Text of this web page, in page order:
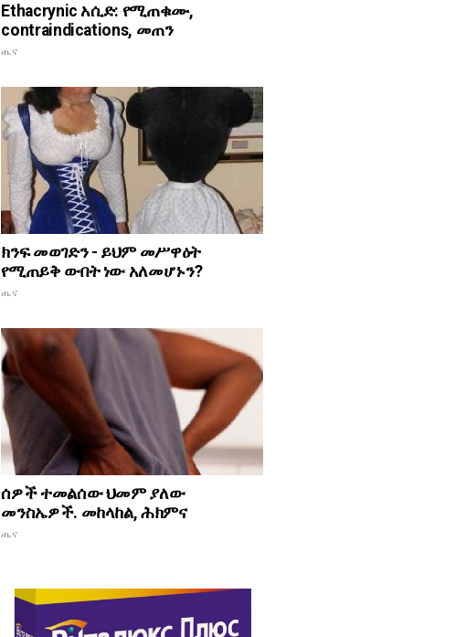
Ethacrynic አሲድ: የሚጠቁሙ,
contraindications, መጠን
ጤና
ክንፍ መወገድን - ይህም መሥዋዕት
የሚጠይቅ ውበት ነው አለመሆኑን?
ጤና
ሰዎች ተመልሰው ህመም ያለው
መንስኤዎች. መከላከል, ሕክምና
ጤና